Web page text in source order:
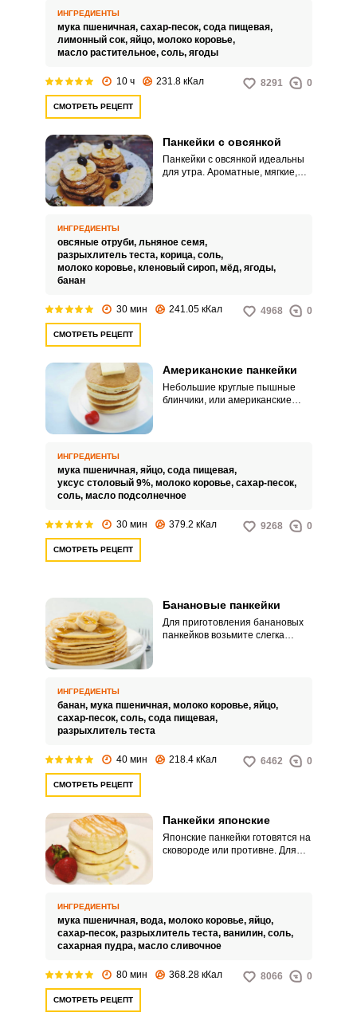
ИНГРЕДИЕНТЫ
мука пшеничная, сахар-песок, сода пищевая,
лимонный сок, яйцо, молоко коровье,
масло растительное, соль, ягоды
10 ч 231.8 кКал 8291 0
СМОТРЕТЬ РЕЦЕПТ
Панкейки с овсянкой
Панкейки с овсянкой идеальны
для утра. Ароматные, мягкие,
ИНГРЕДИЕНТЫ
овсяные отруби, льняное семя,
разрыхлитель теста, корица, соль,
молоко коровье, кленовый сироп, мёд, ягоды,
банан
30 мин 241.05 кКал 4968 0
СМОТРЕТЬ РЕЦЕПТ
Американские панкейки
Небольшие круглые пышные
блинчики, или американские
ИНГРЕДИЕНТЫ
мука пшеничная, яйцо, сода пищевая,
уксус столовый 9%, молоко коровье, сахар-песок,
соль, масло подсолнечное
30 мин 379.2 кКал 9268 0
СМОТРЕТЬ РЕЦЕПТ
Банановые панкейки
Для приготовления банановых
панкейков возьмите слегка
теплые с медом или другим
сладким сиропом.
ИНГРЕДИЕНТЫ
банан, мука пшеничная, молоко коровье, яйцо,
сахар-песок, соль, сода пищевая,
разрыхлитель теста
40 мин 218.4 кКал 6462 0
СМОТРЕТЬ РЕЦЕПТ
Панкейки японские
Японские панкейки готовятся на
сковороде или противне. Для
ИНГРЕДИЕНТЫ
мука пшеничная, вода, молоко коровье, яйцо,
сахар-песок, разрыхлитель теста, ванилин, соль,
сахарная пудра, масло сливочное
80 мин 368.28 кКал 8066 0
СМОТРЕТЬ РЕЦЕПТ